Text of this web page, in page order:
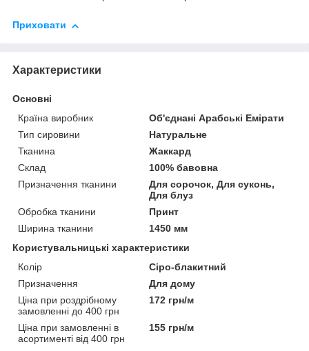
Приховати
Характеристики
Основні
Країна виробник
Об'єднані Арабські Емірати
Тип сировини
Натуральне
Тканина
Жаккард
Склад
100% бавовна
Призначення тканини
Для сорочок, Для суконь,
Для блуз
Обробка тканини
Принт
Ширина тканини
1450 мм
Користувальницькі характеристики
Колір
Сіро-блакитний
Призначення
Для дому
Ціна при роздрібному
замовленні до 400 грн
172 грн/м
Ціна при замовленні в
асортименті від 400 грн
155 грн/м